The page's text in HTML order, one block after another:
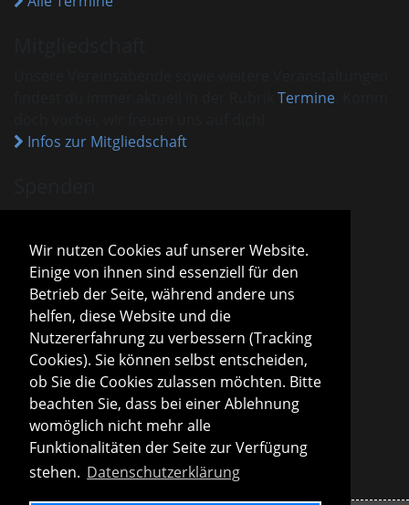
Wir nutzen Cookies auf unserer Website.
Einige von ihnen sind essenziell für den
Betrieb der Seite, während andere uns
helfen, diese Website und die
Nutzererfahrung zu verbessern (Tracking
Cookies). Sie können selbst entscheiden,
ob Sie die Cookies zulassen möchten. Bitte
beachten Sie, dass bei einer Ablehnung
womöglich nicht mehr alle
Funktionalitäten der Seite zur Verfügung
stehen. Datenschutzerklärung
Termine
Infos zur Mitgliedschaft
VHM ist als gemeinnützig anerkannt.
Spenden und Beiträge sind mit dem aktuellen
Freistellungsbescheid steuerlich absetzbar.
Sparda-Bank München
IBAN
DE13 7009 0500 0001 2800 15
GENODEF1S04
Infos zu Spenden
Vorstand
Roland Konopac
Erster Vorsitzender des Vorstandes
Martina Lachmuth
Zweite Vorsitzende des Vorstandes
Infos zur Vereinsleitung